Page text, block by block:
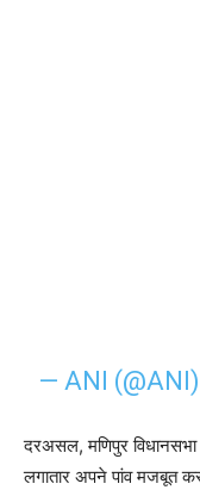
— ANI (@ANI)
दरअसल, मणिपुर
लगातार अपने पांव मजबूत